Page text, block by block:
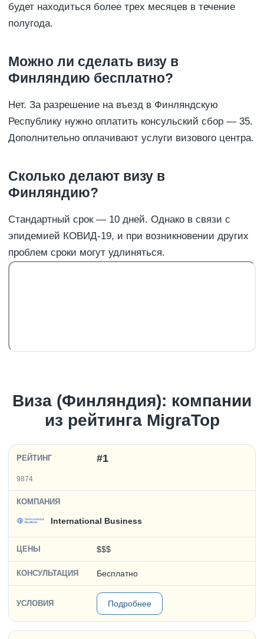
будет находиться более трех месяцев в течение
полугода.
Можно ли сделать визу в
Финляндию бесплатно?
Нет. За разрешение на въезд в Финляндскую
Республику нужно оплатить консульский сбор — 35.
Дополнительно оплачивают услуги визового центра.
Сколько делают визу в
Финляндию?
Стандартный срок — 10 дней. Однако в связи с
эпидемией КОВИД-19, и при возникновении других
проблем сроки могут удлиняться.
Виза (Финляндия): компании
из рейтинга MigraTop
#1
9874
International Business
$$$
Бесплатно
Подробнее